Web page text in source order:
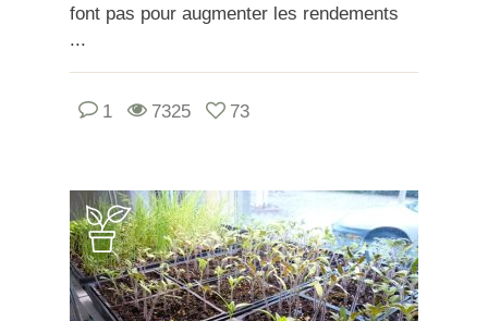
font pas pour augmenter les rendements
...
1 7325 73